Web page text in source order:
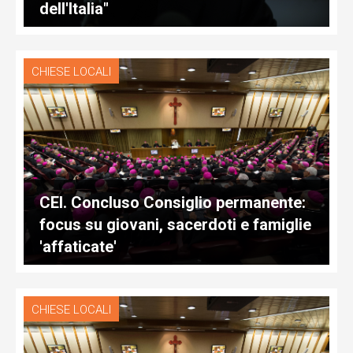
dell'Italia"
CHIESE LOCALI
CEI. Concluso Consiglio permanente:
focus su giovani, sacerdoti e famiglie
'affaticate'
CHIESE LOCALI